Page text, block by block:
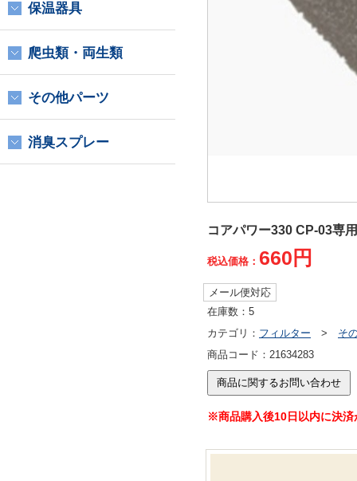
コアパワー330 CP-03専
税込価格： 660円
メール便対応
在庫数： 5
カテゴリ： フィルター > そ
商品コード： 21634283
※商品購入後10日以内に決済
保温器具
爬虫類・両生類
その他パーツ
消臭スプレー